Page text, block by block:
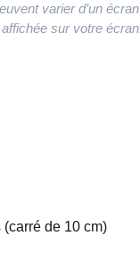
varier d’un écran
sur votre
de 10 cm)